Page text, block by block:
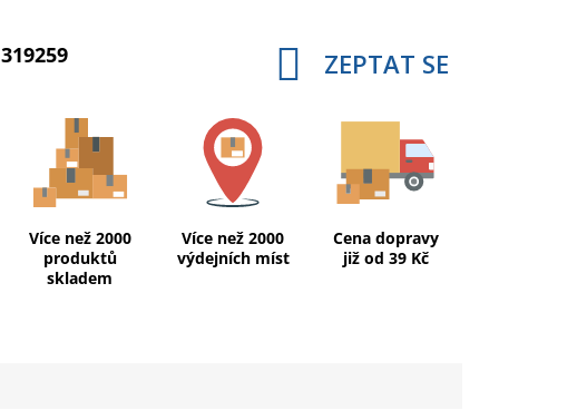
319259 ZEPTAT SE
Více než 2000
produktů
skladem
Více než 2000
výdejních míst
Cena dopravy
již od 39 Kč